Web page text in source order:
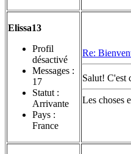
Elissa13
Profil
désactivé
Messages :
17
Statut :
Arrivante
Pays :
France
Re:
Salut! C'est
Les choses